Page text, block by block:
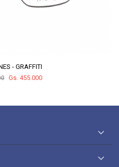
- GRAFFITI
Gs. 455.000